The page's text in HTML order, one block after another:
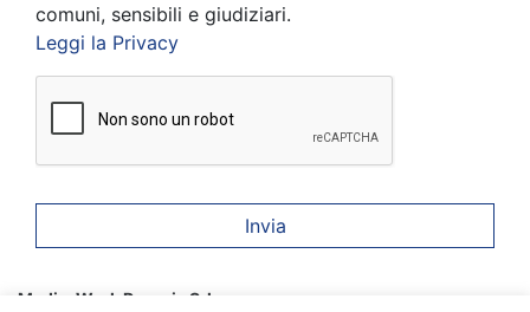
comuni, sensibili e giudiziari.
Leggi la Privacy
Media-Work Perugia Srl